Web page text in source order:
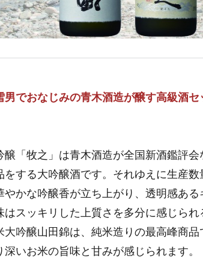
男でおなじみの青木酒造が醸す高級酒セ
醸「牧之」は青木酒造が全国新酒鑑評
をする大吟醸酒です。それゆえに生産
やかな吟醸香が立ち上がり、透明感ある
はスッキリした上質さを多分に感じられ
大吟醸山田錦は、純米造りの最高峰商
深いお米の旨味と甘みが感じられます。